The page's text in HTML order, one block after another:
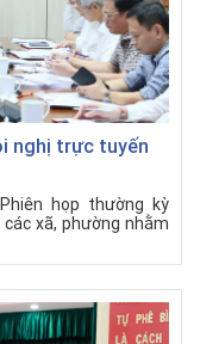
nghị trực tuyến
họp thường kỳ
xã, phường nhằm